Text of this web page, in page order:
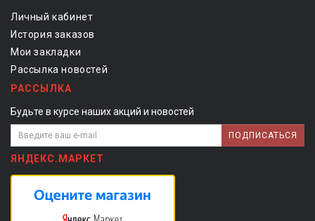
Личный кабинет
История заказов
Мои закладки
Рассылка новостей
РАССЫЛКА
Будьте в курсе наших акций и новостей
ПОДПИСАТЬСЯ
ЯНДЕКС.МАРКЕТ